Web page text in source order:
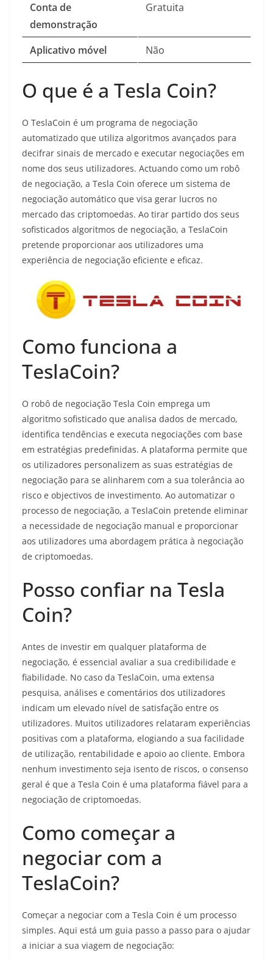
Conta de
demonstração
Gratuita
Aplicativo móvel Não
O que é a Tesla Coin?
O TeslaCoin é um programa de negociação
automatizado que utiliza algoritmos avançados para
decifrar sinais de mercado e executar negociações em
nome dos seus utilizadores. Actuando como um robô
de negociação, a Tesla Coin oferece um sistema de
negociação automático que visa gerar lucros no
mercado das criptomoedas. Ao tirar partido dos seus
sofisticados algoritmos de negociação, a TeslaCoin
pretende proporcionar aos utilizadores uma
experiência de negociação eficiente e eficaz.
Como funciona a
TeslaCoin?
O robô de negociação Tesla Coin emprega um
algoritmo sofisticado que analisa dados de mercado,
identifica tendências e executa negociações com base
em estratégias predefinidas. A plataforma permite que
os utilizadores personalizem as suas estratégias de
negociação para se alinharem com a sua tolerância ao
risco e objectivos de investimento. Ao automatizar o
processo de negociação, a TeslaCoin pretende eliminar
a necessidade de negociação manual e proporcionar
aos utilizadores uma abordagem prática à negociação
de criptomoedas.
Posso confiar na Tesla
Coin?
Antes de investir em qualquer plataforma de
negociação, é essencial avaliar a sua credibilidade e
fiabilidade. No caso da TeslaCoin, uma extensa
pesquisa, análises e comentários dos utilizadores
indicam um elevado nível de satisfação entre os
utilizadores. Muitos utilizadores relataram experiências
positivas com a plataforma, elogiando a sua facilidade
de utilização, rentabilidade e apoio ao cliente. Embora
nenhum investimento seja isento de riscos, o consenso
geral é que a Tesla Coin é uma plataforma fiável para a
negociação de criptomoedas.
Como começar a
negociar com a
TeslaCoin?
Começar a negociar com a Tesla Coin é um processo
simples. Aqui está um guia passo a passo para o ajudar
a iniciar a sua viagem de negociação: